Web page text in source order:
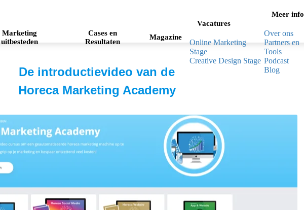
Marketing
uitbesteden
Cases en
Resultaten
Magazine
Vacatures
Online Marketing
Stage
Creative Design Stage
Meer info
Over ons
Partners en
Tools
Podcast
Blog
De introductievideo van de
Horeca Marketing Academy